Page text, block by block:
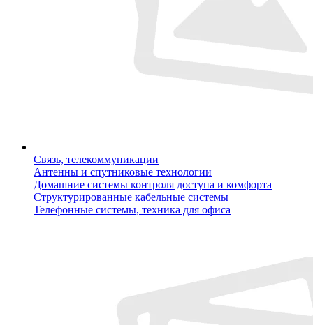
Связь, телекоммуникации
Антенны и спутниковые технологии
Домашние системы контроля доступа и комфорта
Структурированные кабельные системы
Телефонные системы, техника для офиса